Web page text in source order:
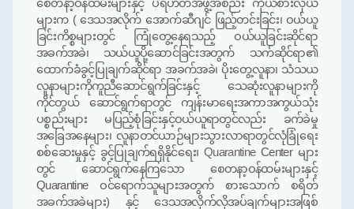
စေတနာ့ဝန်ထမ်းများနှင့် ပရဟိတအဖွဲ့အစည်း ကိုယ်စားလှယ်
များက(ဒေသအလိုက် အောက်ဆီဂျင် ဖြည့်တင်းခြင်း၊ ဝယ်ယူ
ခြင်းကိစ္စများတွင် ကြုံတွေ့နေရသည့် ဝယ်ယူခြင်းဆိုင်ရာ
အခက်အခဲ၊ သယ်ယူပို့ဆောင်ခြင်းအတွက် သက်ဆိုင်ရာ၏
ထောက်ခံခွင့်ပြုချက်ဆိုင်ရာ အခက်အခဲ၊ ပိုးတွေ့လူနာ၊ သံသယ
လူနာများကိုကူညီဆောင်ရွက်ခြင်းနှင့် သေဆုံးလူနာများကို
ကိုင်တွယ် ဆောင်ရွက်ရာတွင် ကျန်းမာရေးအကာအကွယ်သုံး
ပစ္စည်းများ မပြည့်စုံခြင်းနှင့်ဝယ်ယူရာတွင်လည်း ခက်ခဲမှု
အခြေအနေများ၊ လူနာတင်ယာဉ်များသွားလာရာတွင်လုံခြုံရေး
စစ်ဆေးမှုနှင့် ခွင့်ပြုချက်ရရှိနိုင်ရေး၊ QuarantineCenter များ
တွင် ဆောင်ရွက်နေကြသော စေတနာ့ဝန်ထမ်းများနှင့်
Quarantineဝင်ရောက်သူများအတွက် စားသောက် စရိတ်
အခက်အခဲများ) နှင့် ဒေသအလိုက်လိုအပ်ချက်များအဖြစ်